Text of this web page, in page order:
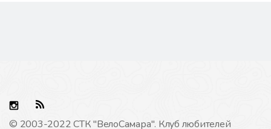
© 2003-2022 СТК "ВелоCамара". Клуб любителей